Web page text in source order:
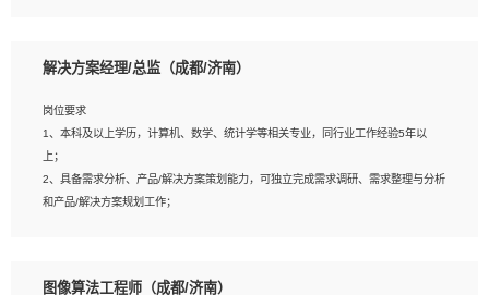
岗位要求：
1、全日制统招本科及以上学历，计算机相关专业毕业，5年以上开发工作经验；
2、具有扎实的java编程功底和良好的编码习惯，有分布式、多线程及高并发系统开
发经验和性能调优经验尤佳；熟悉JVM调优；掌握基础中间件、基础架构方案和云
平台、云产品功能特性，熟练使用相关平台的功能和了解其背后实现机制；
研发管理流程建设经验；
解决方案经理/总监（成都/济南）
岗位要求
1、本科及以上学历，计算机、数学、统计学等相关专业，同行业工作经验5年以
上；
2、具备需求分析、产品/解决方案策划能力，可独立完成需求调研、需求整理与分析
和产品/解决方案规划工作；
图像算法工程师（成都/济南）